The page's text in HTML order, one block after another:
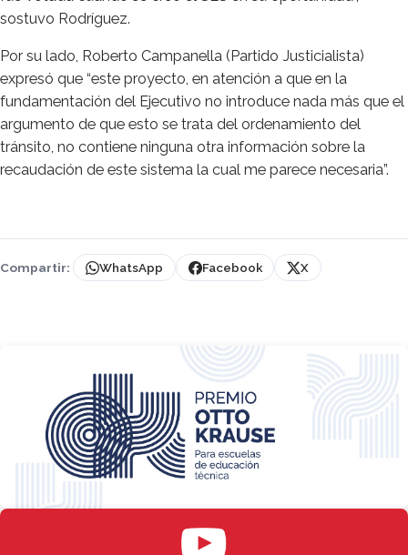
sostuvo Rodríguez.
Por su lado, Roberto Campanella (Partido Justicialista)
expresó que “este proyecto, en atención a que en la
fundamentación del Ejecutivo no introduce nada más que el
argumento de que esto se trata del ordenamiento del
tránsito, no contiene ninguna otra información sobre la
recaudación de este sistema la cual me parece necesaria”.
Compartir: WhatsApp Facebook X